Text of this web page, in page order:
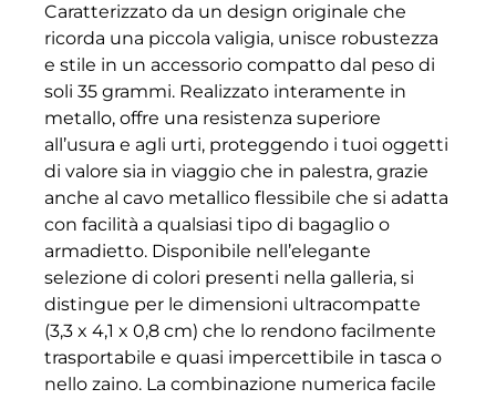
Caratterizzato da un design originale che
ricorda una piccola valigia, unisce robustezza
e stile in un accessorio compatto dal peso di
soli 35 grammi. Realizzato interamente in
metallo, offre una resistenza superiore
all’usura e agli urti, proteggendo i tuoi oggetti
di valore sia in viaggio che in palestra, grazie
anche al cavo metallico flessibile che si adatta
con facilità a qualsiasi tipo di bagaglio o
armadietto. Disponibile nell’elegante
selezione di colori presenti nella galleria, si
distingue per le dimensioni ultracompatte
(3,3 x 4,1 x 0,8 cm) che lo rendono facilmente
trasportabile e quasi impercettibile in tasca o
nello zaino. La combinazione numerica facile